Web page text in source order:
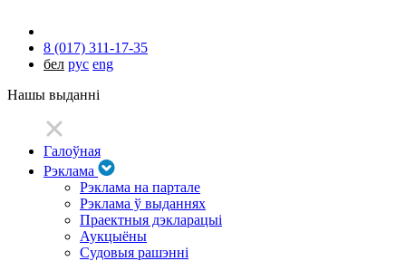
8 (017) 311-17-35
бел рус eng
Нашы выданні
Галоўная
Рэклама
Рэклама на партале
Рэклама ў выданнях
Праектныя дэкларацыі
Аукцыёны
Судовыя рашэнні